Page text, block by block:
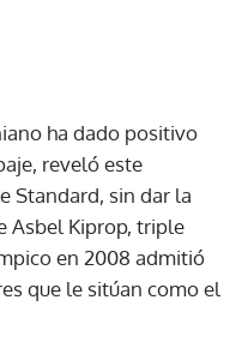
ha dado positivo
reveló este
Standard, sin dar la
Asbel Kiprop, triple
en 2008 admitió
que le sitúan como el